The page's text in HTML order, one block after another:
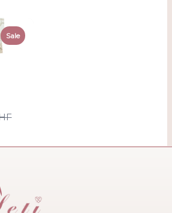
Sale